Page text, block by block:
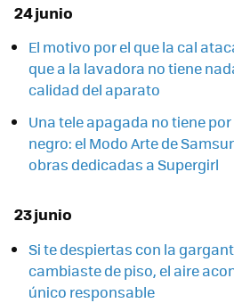
24 junio
El motivo por el que la cal
que a la lavadora no tiene
calidad del aparato
Una tele apagada no tiene
negro: el Modo Arte de
obras dedicadas a Supergirl
23 junio
Si te despiertas con la
cambiaste de piso, el aire
único responsable